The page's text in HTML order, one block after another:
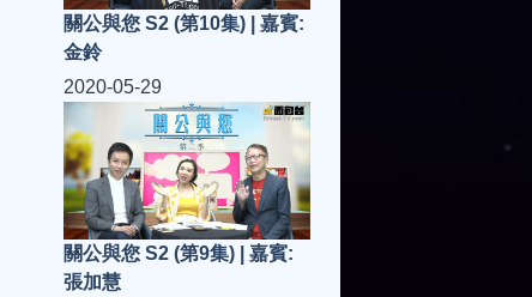
關公與您 S2 (第10集) | 嘉賓:
金鈴
2020-05-29
關公與您 S2 (第9集) | 嘉賓:
張加慧